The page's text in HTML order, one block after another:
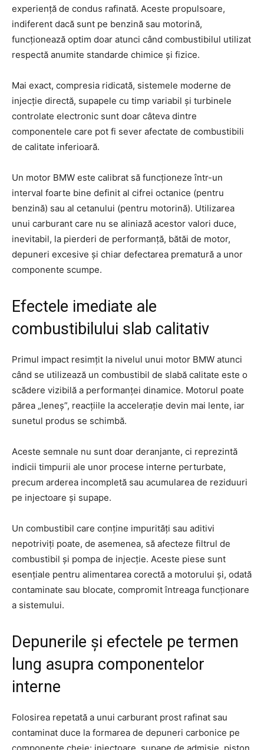
experiență de condus rafinată. Aceste propulsoare,
indiferent dacă sunt pe benzină sau motorină,
funcționează optim doar atunci când combustibilul utilizat
respectă anumite standarde chimice și fizice.
Mai exact, compresia ridicată, sistemele moderne de
injecție directă, supapele cu timp variabil și turbinele
controlate electronic sunt doar câteva dintre
componentele care pot fi sever afectate de combustibili
de calitate inferioară.
Un motor BMW este calibrat să funcționeze într-un
interval foarte bine definit al cifrei octanice (pentru
benzină) sau al cetanului (pentru motorină). Utilizarea
unui carburant care nu se aliniază acestor valori duce,
inevitabil, la pierderi de performanță, bătăi de motor,
depuneri excesive și chiar defectarea prematură a unor
componente scumpe.
Efectele imediate ale
combustibilului slab calitativ
Primul impact resimțit la nivelul unui motor BMW atunci
când se utilizează un combustibil de slabă calitate este o
scădere vizibilă a performanței dinamice. Motorul poate
părea „leneș”, reacțiile la accelerație devin mai lente, iar
sunetul produs se schimbă.
Aceste semnale nu sunt doar deranjante, ci reprezintă
indicii timpurii ale unor procese interne perturbate,
precum arderea incompletă sau acumularea de reziduuri
pe injectoare și supape.
Un combustibil care conține impurități sau aditivi
nepotriviți poate, de asemenea, să afecteze filtrul de
combustibil și pompa de injecție. Aceste piese sunt
esențiale pentru alimentarea corectă a motorului și, odată
contaminate sau blocate, compromit întreaga funcționare
a sistemului.
Depunerile și efectele pe termen
lung asupra componentelor
interne
Folosirea repetată a unui carburant prost rafinat sau
contaminat duce la formarea de depuneri carbonice pe